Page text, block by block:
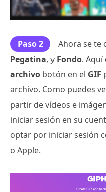
Paso 2 Ahora se te
Pegatina, y Fondo. Aquí
archivo botón en el GIF
archivo. Como puedes
partir de vídeos e
iniciar sesión en su
optar por iniciar sesión
o Apple.